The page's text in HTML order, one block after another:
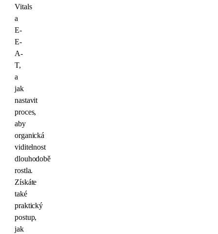
Vitals
a
E-
E-
A-
T,
a
jak
nastavit
proces,
aby
organická
viditelnost
dlouhodobě
rostla.
Získáte
také
praktický
postup,
jak